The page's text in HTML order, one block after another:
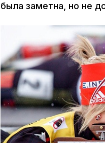
была заметна, но не